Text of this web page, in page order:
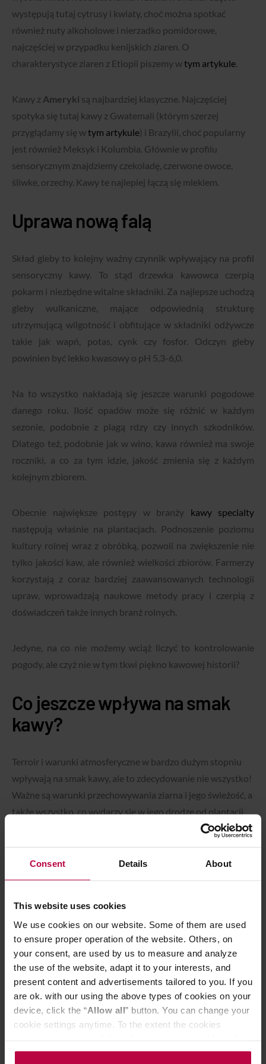
Consent Details About
This website uses cookies
We use cookies on our website. Some of them are used
to ensure proper operation of the website. Others, on
your consent, are used by us to measure and analyze
the use of the website, adapt it to your interests, and
present content and advertisements tailored to you. If you
are ok. with our using the above types of cookies on your
device, click the “Allow all” button. You can change your
cookie settings anytime. To the extent the cookies
the controller’s (namely, ALL GOOD S.A., ul.
występują tutaj cytrusy i kwiaty, choć można spotkać
również nuty alkoholowe i nierzadko pomidorowe,
najczęściej w przypadku kenijskich ziaren. O
charakterystyce ziaren z Etiopii piszemy wtym artykule.
Kawy z Ameryki są najbardziej klasyczne. Najczęściej
spotyka się tutaj kawy z Gwatemali (którym szerzej
przyglądamy się wtym artykule) i Brazylii, choć popularny
jest również Meksyk i Kolumbia. Głównie w profilu
sensorycznym znajdziemy czekoladę, czerwone owoce,
śliwke, orzechy. Kawy te najlepiej łączą się mlekiem.
Uprawa nową falą
Skład gleby to kolejny ważny czynnik wpływający na profil
sensoryczny kawy. To stąd drzewka kawowca czerpią
pokarm i niezbędne witalne składniki. Za najlepsze uchodzą
gleby wulkaniczne, mające odpowiednią strukturę
utrzymującą wilgotność i obfitujące w składniki odżywcze
takie jak wapń, potas, cynk czy fosfor. Odczyn gleby
powinien być lekko kwasowy o pH 5,3-6,0.
Na to wszystko nakładają się jeszcze warunki pogodowe
danego roku. Ilość opadów może się różnić w każdym
sezonie, podobnie z plagą rdzy czy innych szkodników.
Dlatego też, podobnie jak w wino, kawa również ma swoje
roczniki, a co za tym idzie, jakość zmienia się z każdym
kolejnym zbiorem.
Obecnie największe postępy w branży kawy specialty
następują właśnie na plantacjach. Podnoszenie poziomu
kultury rolnej wraz z obróbką, pozwoli na zwiększenie nie
tylko jakości kaw, ale również wielkości zbiorów. Farmerzy
korzystają z coraz bardziej zaawansowanych technologii
upraw, wprowadzają naukowe metody pracy i czerpią z
doświadczeń także innych branż rolnych.
Jedyne, na co nie możemy wciąż liczyć to kontrolowanie
pogody, ale czyż nie w tym tkwi piękno kawowej historii?
Co jeszcze wpływa na smak
kawy?
Terroir i warunki atmosferyczne w bardzo dużym stopniu
wpływają na smak kawy, ale to zdecydowanie nie wszystko!
Ważne są warunki przechowywania ziarna i jego świeżość, a
także wszystko, co wydarzy się w jego drodze od plantacji
do filiżanki: stopień wypalenia, woda, sprzęt, sposób
wpływa na smak kawy
TWEET
Maciej Duszak
Słynie ze swojej bezkompromisowego podejścia
wiecznie drugim. Twórca vloga Arabean, Mistrz